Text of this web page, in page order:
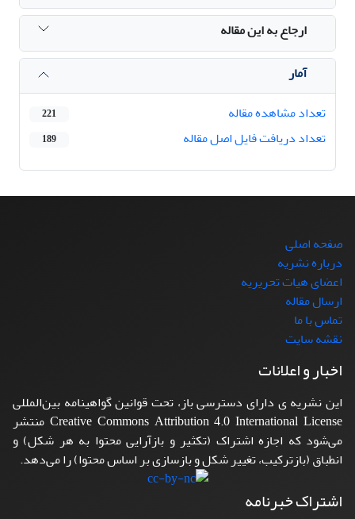
ارجاع به این مقاله
آمار
تعداد مشاهده مقاله
221
تعداد دریافت فایل اصل مقاله 189
صفحه اصلی
درباره نشریه
اعضای هیات تحریریه
ارسال مقاله
تماس با ما
نقشه سایت
اخبار و اعلانات
این نشریه ی دارای دسترسی باز، تحت قوانین گواهینامه بین‌المللی
Creative Commons Attribution 4.0 International License منتشر
می‌شود که اجازه اشتراک (تکثیر و بازآرایی محتوا به هر شکل) و
انطباق (بازترکیب، تغییر شکل و بازسازی بر اساس محتوا) را می‌دهد.
اشتراک خبرنامه